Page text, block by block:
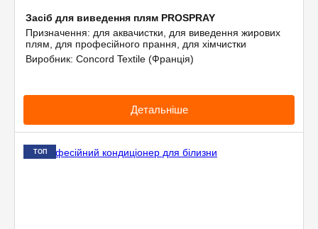
Засіб для виведення плям PROSPRAY
Призначення: для аквачистки, для виведення жирових
плям, для професійного прання, для хімчистки
Виробник: Concord Textile (Франція)
Детальніше
ТОП